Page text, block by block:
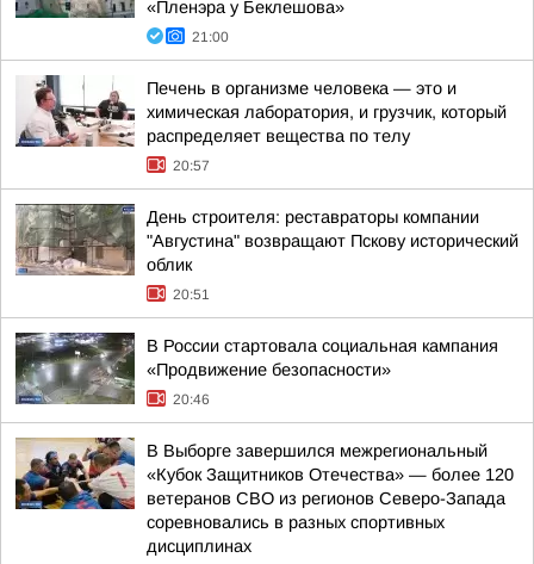
«Пленэра у Беклешова»
21:00
Печень в организме человека — это и
химическая лаборатория, и грузчик, который
распределяет вещества по телу
20:57
День строителя: реставраторы компании
"Августина" возвращают Пскову исторический
облик
20:51
В России стартовала социальная кампания
«Продвижение безопасности»
20:46
В Выборге завершился межрегиональный
«Кубок Защитников Отечества» — более 120
ветеранов СВО из регионов Северо-Запада
соревновались в разных спортивных
дисциплинах